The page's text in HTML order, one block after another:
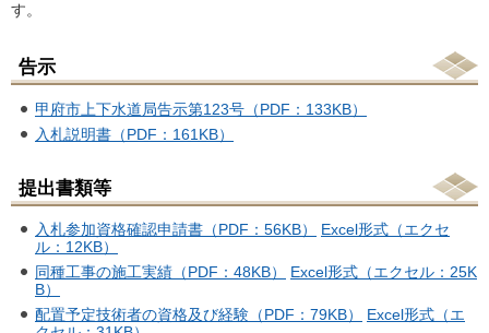
す。
告示
甲府市上下水道局告示第123号（PDF：133KB）
入札説明書（PDF：161KB）
提出書類等
入札参加資格確認申請書（PDF：56KB）
Excel形式（エクセ
ル：12KB）
同種工事の施工実績（PDF：48KB）
Excel形式（エクセル：25K
B）
配置予定技術者の資格及び経験（PDF：79KB）
Excel形式（エ